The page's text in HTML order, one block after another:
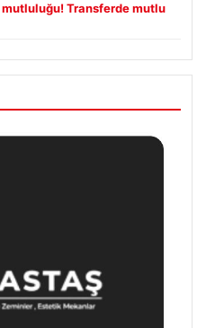
mutluluğu! Transferde mutlu